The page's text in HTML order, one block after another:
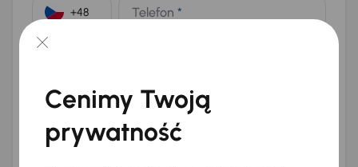
Telefon *
E-mail
Na e-mail(opcjonalnie)
Na numer telefonu (opcjonalnie)
Wyślij zapytanie
Cenimy Twoją
prywatność